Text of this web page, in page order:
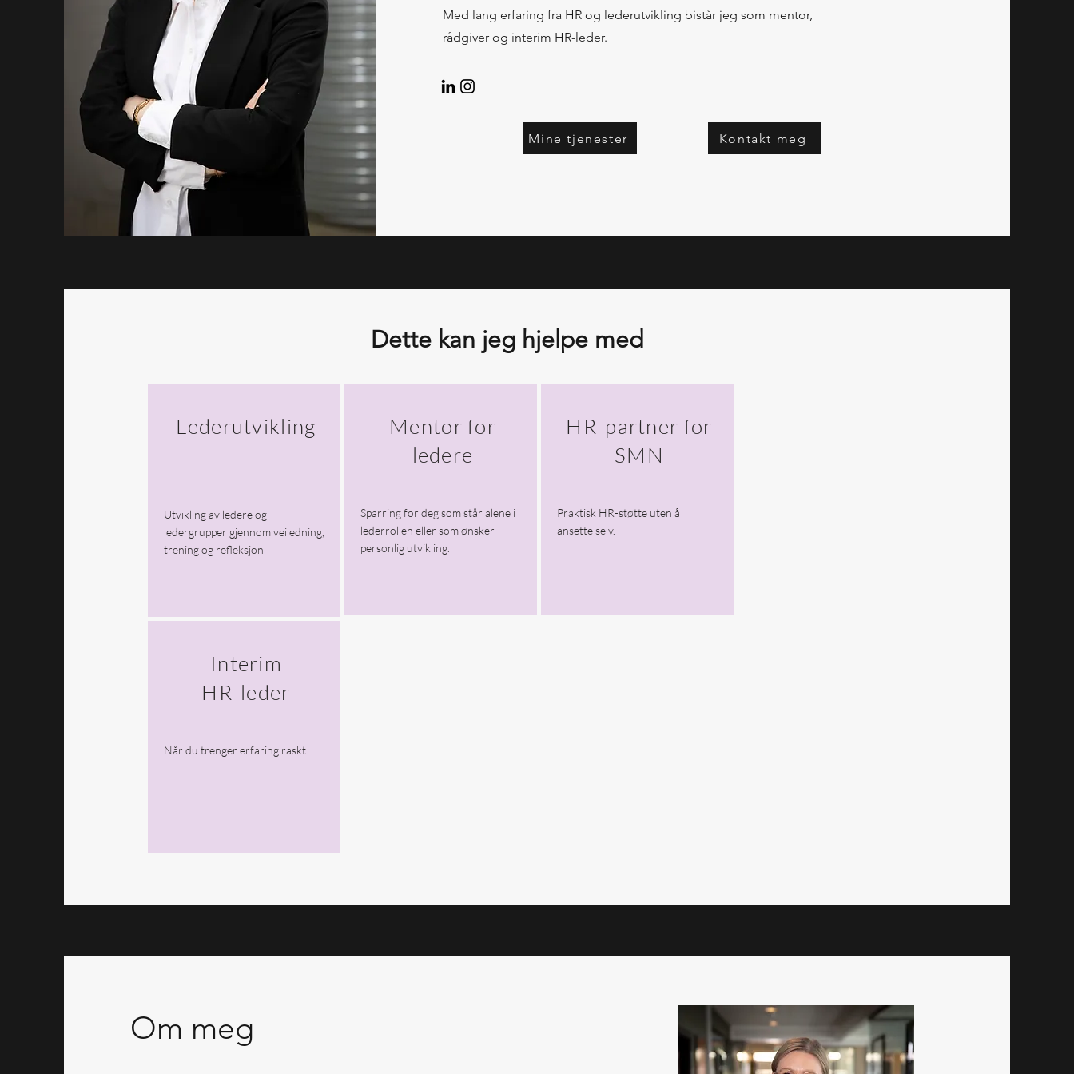
Med lang erfaring fra HR og lederutvikling bistår jeg som mentor,
rådgiver og interim HR-leder.
Mine tjenester Kontakt meg
Dette kan jeg hjelpe med
My Story
Lederutvikling
Utvikling av ledere og
ledergrupper gjennom veiledning,
trening og refleksjon
Mentor for
ledere
Sparring for deg som står alene i
lederrollen eller som ønsker
personlig utvikling.
HR-partner for
SMN
Praktisk HR-støtte uten å
ansette selv.
Interim
HR-leder
Når du trenger erfaring raskt
Om meg